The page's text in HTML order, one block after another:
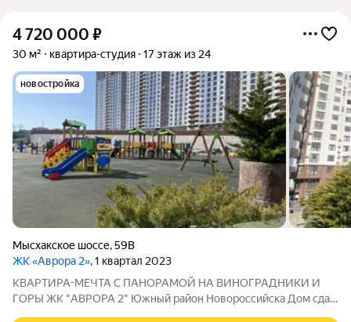
4 720 000 ₽
30 м² квартира-студия 17 этаж из 24
новостройка
Мысхакское шоссе,59В
ЖК «Аврора 2», 1 квартал 2023
КВАРТИРА-МЕЧТА С ПАНОРАМОЙ НА ВИНОГРАДНИКИ И
ГОРЫ ЖК "АВРОРА 2" Южный район Новороссийска Дом сдан